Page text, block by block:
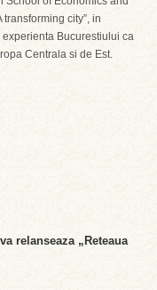
city”, in
Bucurestiului ca
Centrala si de Est.
relanseaza „Reteaua